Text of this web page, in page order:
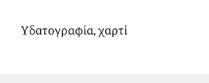
Υδατογραφία, χαρτί